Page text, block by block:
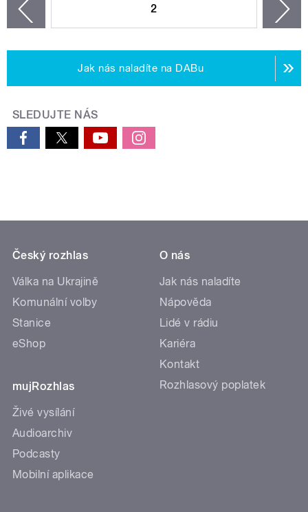
2
Jak nás naladíte na DABu
SLEDUJTE NÁS
Český rozhlas
Válka na Ukrajině
Komunální volby
Stanice
eShop
mujRozhlas
Živé vysílání
Audioarchiv
Podcasty
Mobilní aplikace
O nás
Jak nás naladíte
Nápověda
Lidé v rádiu
Kariéra
Kontakt
Rozhlasový poplatek